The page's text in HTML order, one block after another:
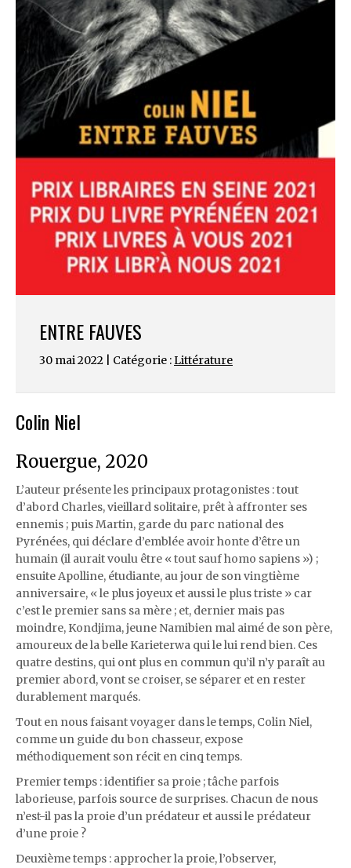
ENTRE FAUVES
30 mai 2022 | Catégorie :Littérature
Colin Niel
Rouergue, 2020
L’auteur présente les principaux protagonistes : tout
d’abord Charles, vieillard solitaire, prêt à affronter ses
ennemis ; puis Martin, garde du parc national des
Pyrénées, qui déclare d’emblée avoir honte d’être un
humain (il aurait voulu être « tout sauf homo sapiens ») ;
ensuite Apolline, étudiante, au jour de son vingtième
anniversaire, « le plus joyeux et aussi le plus triste » car
c’est le premier sans sa mère ; et, dernier mais pas
moindre, Kondjima, jeune Namibien mal aimé de son père,
amoureux de la belle Karieterwa qui le lui rend bien. Ces
quatre destins, qui ont plus en commun qu’il n’y paraît au
premier abord, vont se croiser, se séparer et en rester
durablement marqués.
Tout en nous faisant voyager dans le temps, Colin Niel,
comme un guide du bon chasseur, expose
méthodiquement son récit en cinq temps.
Premier temps : identifier sa proie ; tâche parfois
laborieuse, parfois source de surprises. Chacun de nous
n’est-il pas la proie d’un prédateur et aussi le prédateur
d’une proie ?
Deuxième temps : approcher la proie, l’observer,